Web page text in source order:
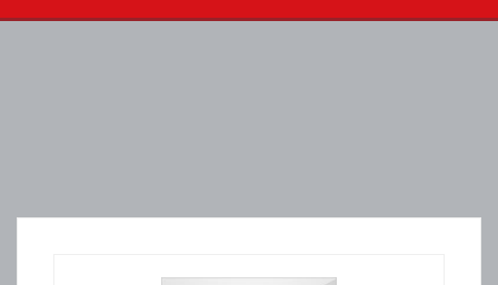
CANDIDATOS